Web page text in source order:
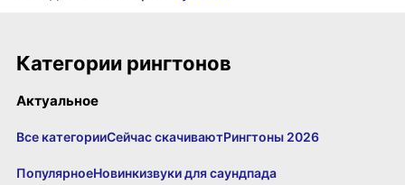
Категории рингтонов
Актуальное
Все категорииСейчас скачиваютРингтоны 2026
ПопулярноеНовинкизвуки для саундпада